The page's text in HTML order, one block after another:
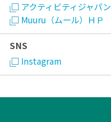
アクティビティジャパン
Muuru（ムール）ＨＰ
SNS
Instagram